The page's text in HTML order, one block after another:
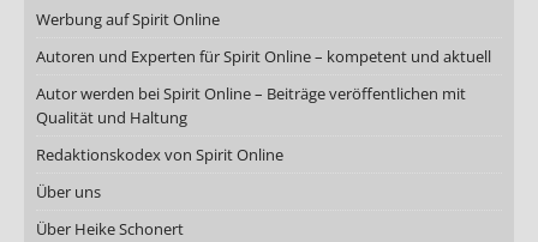
Werbung auf Spirit Online
Autoren und Experten für Spirit Online – kompetent und aktuell
Autor werden bei Spirit Online – Beiträge veröffentlichen mit
Qualität und Haltung
Redaktionskodex von Spirit Online
Über uns
Über Heike Schonert